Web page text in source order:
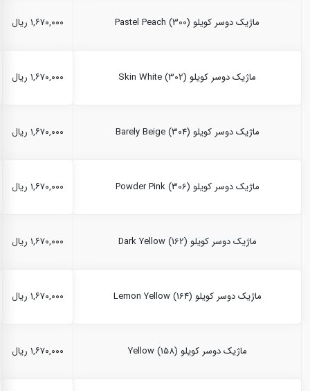
ماژیک دوسر کویلو Pastel Peach (300) ۱,۶۷۰,۰۰۰ ریال
ماژیک دوسر کویلو Skin White (302) ۱,۶۷۰,۰۰۰ ریال
ماژیک دوسر کویلو Barely Beige (304) ۱,۶۷۰,۰۰۰ ریال
ماژیک دوسر کویلو Powder Pink (306) ۱,۶۷۰,۰۰۰ ریال
ماژیک دوسر کویلو Dark Yellow (162) ۱,۶۷۰,۰۰۰ ریال
ماژیک دوسر کویلو Lemon Yellow (164) ۱,۶۷۰,۰۰۰ ریال
ماژیک دوسر کویلو Yellow (158) ۱,۶۷۰,۰۰۰ ریال